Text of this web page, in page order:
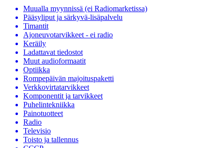
Muualla myynnissä (ei Radiomarketissa)
Pääsyliput ja särkyvä-lisäpalvelu
Timantit
Ajoneuvotarvikkeet - ei radio
Keräily
Ladattavat tiedostot
Muut audioformaatit
Optiikka
Rompepäivän majoituspaketti
Verkkovirtatarvikkeet
Komponentit ja tarvikkeet
Puhelintekniikka
Painotuotteet
Radio
Televisio
Toisto ja tallennus